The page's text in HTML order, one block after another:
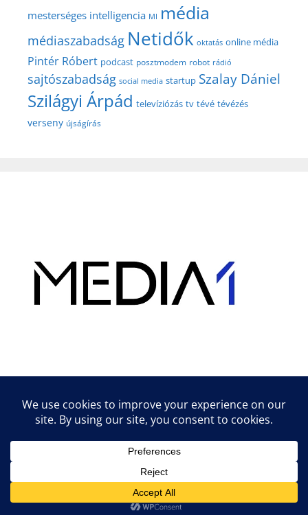
mesterséges intelligencia MI média
médiaszabadság Netidők oktatás online média
Pintér Róbert podcast posztmodem robot rádió
sajtószabadság social media startup Szalay Dániel
Szilágyi Árpád televíziózás tv tévé tévézés
verseny újságírás
Lifestyle tippek & trükkök
© 2026 vipcast.hu powered by Media1• Készült
GeneratePress